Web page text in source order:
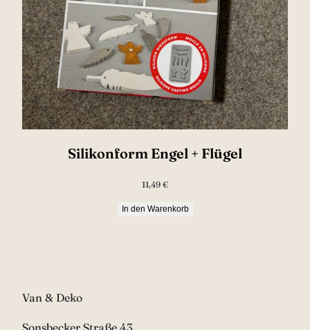
Silikonform Engel + Flügel
11,49 €
In den Warenkorb
Van & Deko